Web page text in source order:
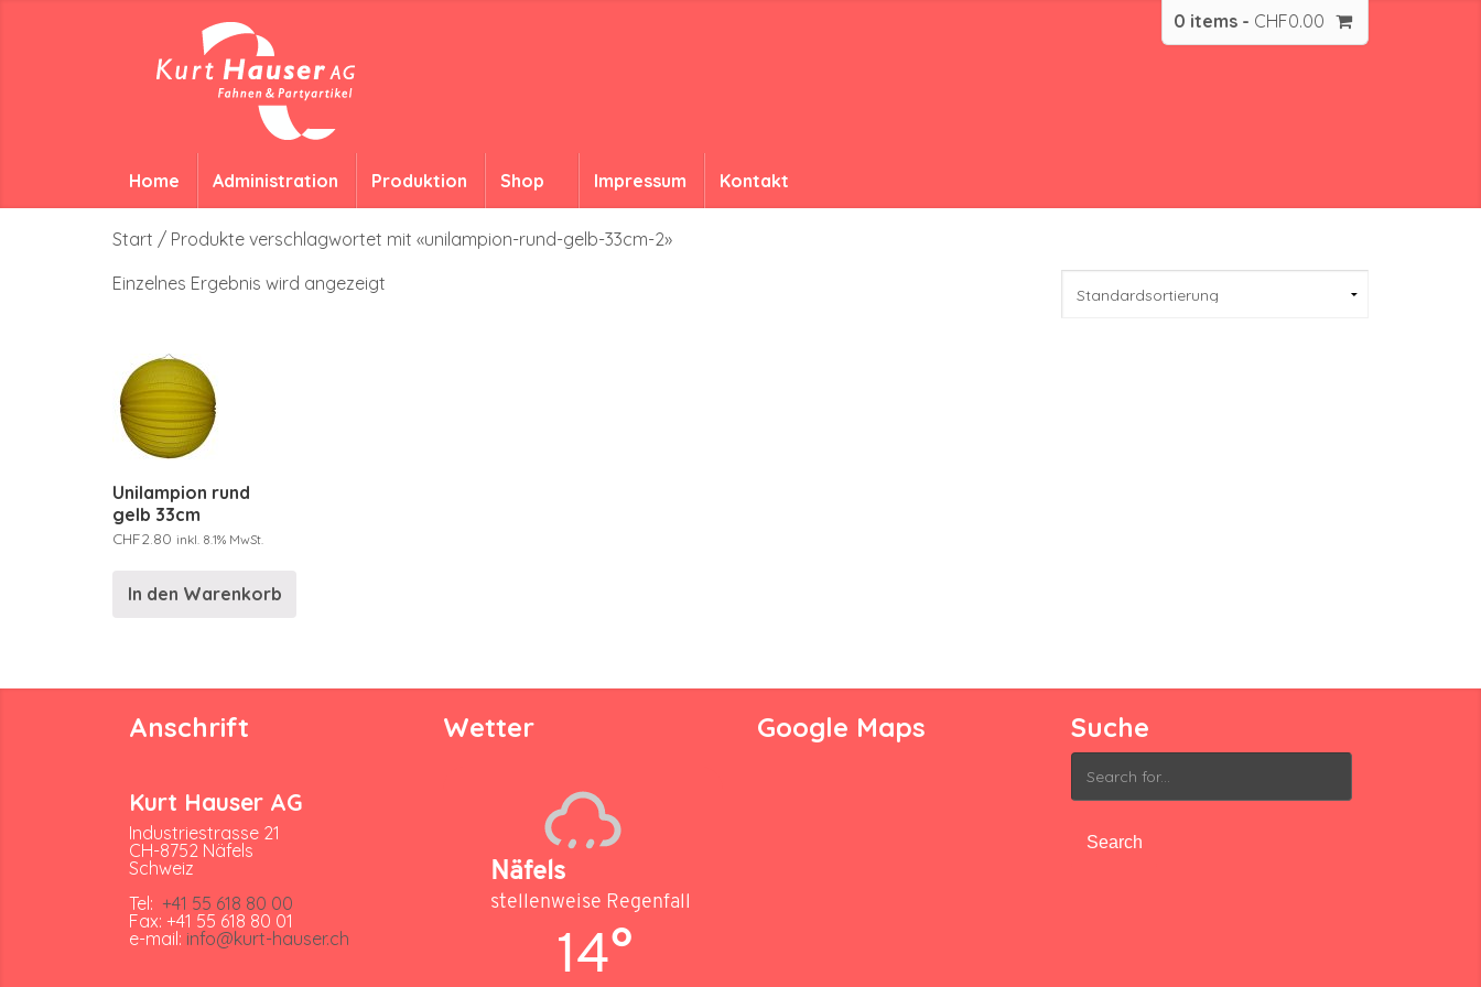
0 items - CHF0.00
Home Administration Produktion Shop Impressum Kontakt
Start / Produkte verschlagwortet mit «unilampion-rund-gelb-33cm-2»
Einzelnes Ergebnis wird angezeigt
Unilampion rund
gelb 33cm
CHF2.80 inkl. 8.1% MwSt.
In den Warenkorb
Anschrift
Kurt Hauser AG
Industriestrasse 21
CH-8752 Näfels
Schweiz
Tel: +41 55 618 80 00
Fax: +41 55 618 80 01
e-mail: info@kurt-hauser.ch
Wetter
Näfels
stellenweise Regenfall
14°
Google Maps Suche
Search
for: